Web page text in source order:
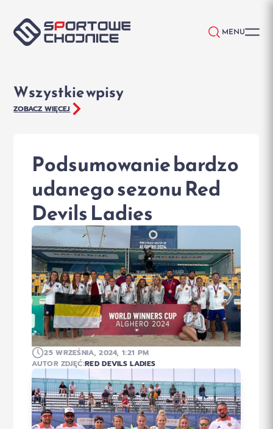
MENU
Wszystkie wpisy
ZOBACZ WIĘCEJ
Podsumowanie bardzo
udanego sezonu Red
Devils Ladies
25 WRZEŚNIA, 2024, 1:21 PM
AUTOR ZDJĘĆ:RED DEVILS LADIES